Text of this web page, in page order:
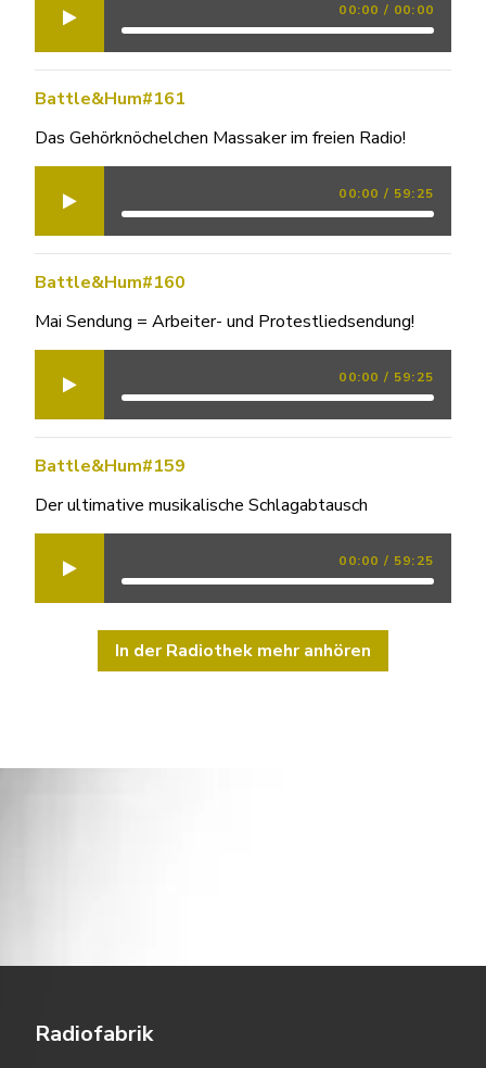
00:00 / 00:00
Battle&Hum#161
Das Gehörknöchelchen Massaker im freien Radio!
00:00 / 59:25
Battle&Hum#160
Mai Sendung = Arbeiter- und Protestliedsendung!
00:00 / 59:25
Battle&Hum#159
Der ultimative musikalische Schlagabtausch
00:00 / 59:25
In der Radiothek mehr anhören
Radiofabrik